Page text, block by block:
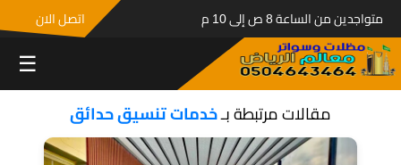
متواجدين من الساعة 8 ص إلى 10 م اتصل الان
☰
مقالات مرتبطة بـخدمات تنسيق حدائق